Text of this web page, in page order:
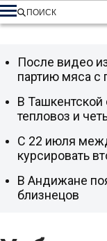
ПОИСК
После видео
партию мяса с
В
тепловоз и
С 22 июля
курсировать
В Андижане
близнецов